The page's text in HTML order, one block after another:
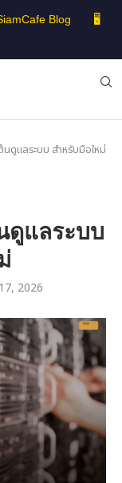
Blog
🖥️
ดูแลระบบ สำหรับมือใหม่
ดูแลระบบ
2026